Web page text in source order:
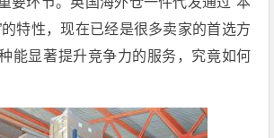
特性，现在已经是很多卖家的首选方
能显著提升竞争力的服务，究竟如何